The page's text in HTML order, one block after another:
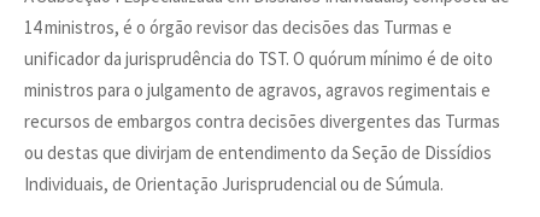
14 ministros, é o órgão revisor das decisões das Turmas e
unificador da jurisprudência do TST. O quórum mínimo é de oito
ministros para o julgamento de agravos, agravos regimentais e
recursos de embargos contra decisões divergentes das Turmas
ou destas que divirjam de entendimento da Seção de Dissídios
Individuais, de Orientação Jurisprudencial ou de Súmula.